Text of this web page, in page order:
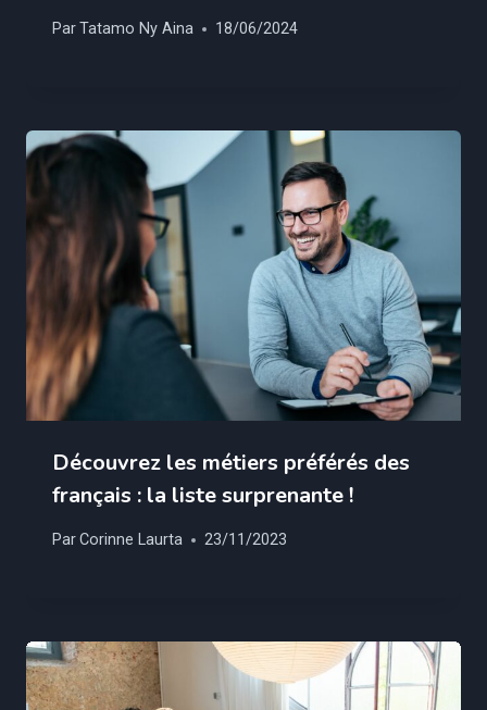
ParTatamo Ny Aina 18/06/2024
Découvrez les métiers préférés des
français : la liste surprenante !
ParCorinne Laurta 23/11/2023